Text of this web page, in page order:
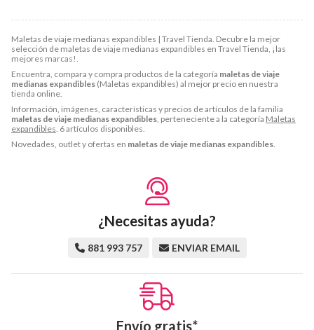
Maletas de viaje medianas expandibles | Travel Tienda. Decubre la mejor
selección de maletas de viaje medianas expandibles en Travel Tienda, ¡las
mejores marcas!.
Encuentra, compara y compra productos de la categoría maletas de viaje
medianas expandibles (Maletas expandibles) al mejor precio en nuestra
tienda online.
Información, imágenes, características y precios de artículos de la familia
maletas de viaje medianas expandibles, perteneciente a la categoría Maletas
expandibles. 6 artículos disponibles.
Novedades, outlet y ofertas en maletas de viaje medianas expandibles.
¿Necesitas ayuda?
881 993 757 ENVIAR EMAIL
Envío gratis*